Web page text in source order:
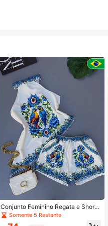
Conjunto Feminino Regata e Short
Estampa Arara Tropical Floral Verão
Somente 5 Restante